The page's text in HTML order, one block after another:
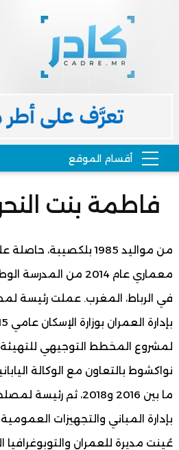
فاطمة بنت
من مواليد 1985
معماري عام 2014 من
في الرباط، المغرب. عملت رئيسة
لمشروع المخطط التوجيهي للتهيئة
نواكشوط بالتعاون مع الوكالة
ما بين 2016 و2018، ثم